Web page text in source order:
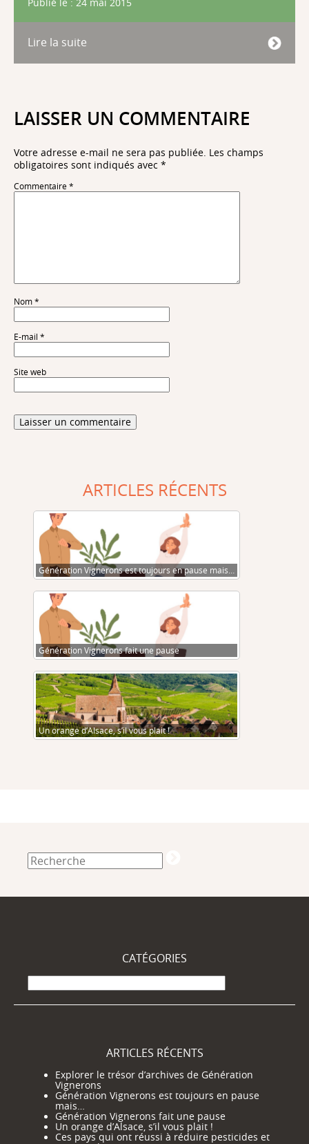
Lire la suite
LAISSER UN COMMENTAIRE
Votre adresse e-mail ne sera pas publiée. Les champs
obligatoires sont indiqués avec *
Commentaire *
Nom *
E-mail *
Site web
ARTICLES RÉCENTS
Génération Vignerons est toujours en pause mais…
Génération Vignerons fait une pause
Un orange d’Alsace, s’il vous plait !
CATÉGORIES
Catégories
ARTICLES RÉCENTS
Explorer le trésor d’archives de Génération
Vignerons
Génération Vignerons est toujours en pause
mais…
Génération Vignerons fait une pause
Un orange d’Alsace, s’il vous plait !
Ces pays qui ont réussi à réduire pesticides et